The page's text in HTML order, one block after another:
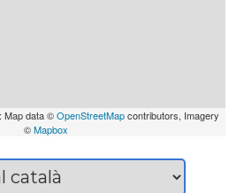
Map data ©OpenStreetMapcontributors, Imagery
©Mapbox